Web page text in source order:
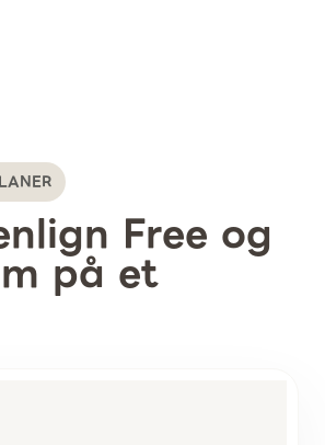
Free og
på et